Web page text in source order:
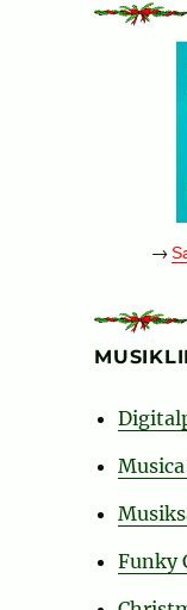
Carols“
→
Funky